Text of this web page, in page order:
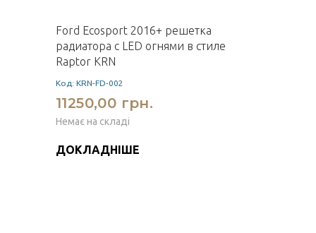
Ford Ecosport 2016+ решетка
радиатора с LED огнями в стиле
Raptor KRN
Код: KRN-FD-002
11250,00 грн.
Немає на складі
ДОКЛАДНІШЕ